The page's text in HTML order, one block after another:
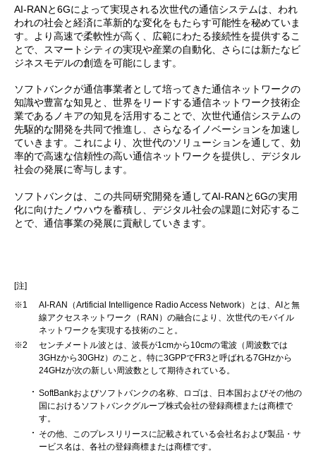
AI-RANと6Gによって実現される次世代の通信システムは、われ
われの社会と経済に革新的な変化をもたらす可能性を秘めていま
す。より高速で柔軟性が高く、広範にわたる接続性を提供するこ
とで、スマートシティの実現や産業の自動化、さらには新たなビ
ジネスモデルの創造を可能にします。
ソフトバンクが通信事業者として培ってきた通信ネットワークの
知識や豊富な知見と、世界をリードする通信ネットワーク技術企
業であるノキアの知見を活用することで、次世代通信システムの
先駆的な開発を共同で推進し、さらなるイノベーションを加速し
ていきます。これにより、次世代のソリューションを通して、効
率的で高速な信頼性の高い通信ネットワークを提供し、デジタル
社会の発展に寄与します。
ソフトバンクは、この共同研究開発を通してAI-RANと6Gの実用
化に向けたノウハウを蓄積し、デジタル社会の課題に対応するこ
とで、通信事業の発展に貢献していきます。
[注]
※1
AI-RAN（Artificial Intelligence Radio Access Network）とは、AIと無
線アクセスネットワーク（RAN）の融合により、次世代のモバイル
ネットワークを実現する技術のこと。
※2
センチメートル波とは、波長が1cmから10cmの電波（周波数では
3GHzから30GHz）のこと。特に3GPPでFR3と呼ばれる7GHzから
24GHzが次の新しい周波数として期待されている。
SoftBankおよびソフトバンクの名称、ロゴは、日本国およびその他の
国におけるソフトバンクグループ株式会社の登録商標または商標で
す。
その他、このプレスリリースに記載されている会社名および製品・サ
ービス名は、各社の登録商標または商標です。